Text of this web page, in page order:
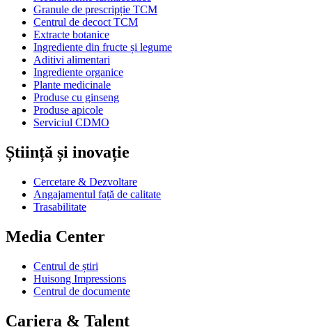
Granule de prescripție TCM
Centrul de decoct TCM
Extracte botanice
Ingrediente din fructe și legume
Aditivi alimentari
Ingrediente organice
Plante medicinale
Produse cu ginseng
Produse apicole
Serviciul CDMO
Știință și inovație
Cercetare & Dezvoltare
Angajamentul față de calitate
Trasabilitate
Media Center
Centrul de știri
Huisong Impressions
Centrul de documente
Cariera & Talent